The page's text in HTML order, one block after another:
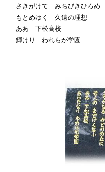
さきがけて みちびきひろめ
もとめゆく 久遠の理想
ああ 下松高校
輝けり われらが学園